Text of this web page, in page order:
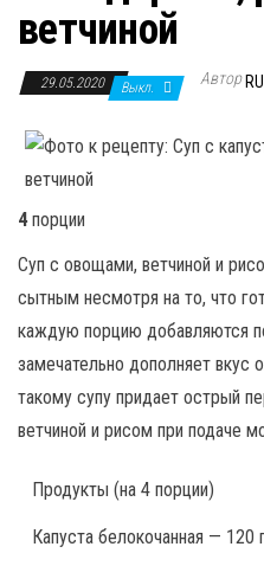
ветчиной
29.05.2020 Выкл. Автор
4 порции
Суп с овощами, ветчиной и
сытным несмотря на то, что
каждую порцию добавляются
замечательно дополняет вкус
такому супу придает острый
ветчиной и рисом при подаче
Продукты (на 4 порции)
Капуста белокочанная — 120